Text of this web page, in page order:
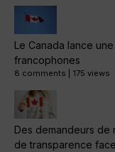
Le Canada lance
francophones
8 comments 175 views
Des demandeurs de
de transparence